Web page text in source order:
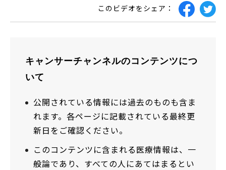
このビデオをシェア：
キャンサーチャンネルのコンテンツにつ
いて
公開されている情報には過去のものも含ま
れます。各ページに記載されている最終更
新日をご確認ください。
このコンテンツに含まれる医療情報は、一
般論であり、すべての人にあてはまるとい